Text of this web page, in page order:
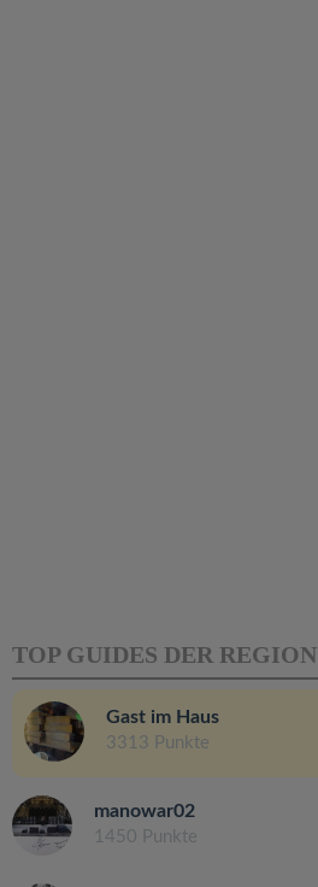
TOP GUIDES DER REGION
Gast im Haus
3313 Punkte
manowar02
1450 Punkte